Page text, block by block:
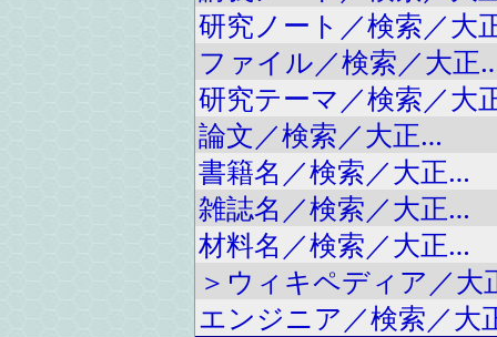
研究ノート／検索／大
ファイル／検索／大正
研究テーマ／検索／大
論文／検索／大正…
書籍名／検索／大正…
雑誌名／検索／大正…
材料名／検索／大正…
＞ウィキペディア／大
エンジニア／検索／大